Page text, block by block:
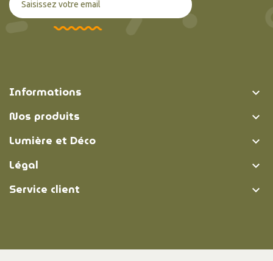
Informations 
Nos produits 
Lumière et Déco 
Légal 
Service client 